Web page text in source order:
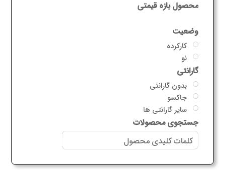
محصول بازه قیمتی
وضعیت
کارکرده
نو
گارانتی
بدون گارانتی
جاکسو
سایر گارانتی ها
جستجوی محصولات